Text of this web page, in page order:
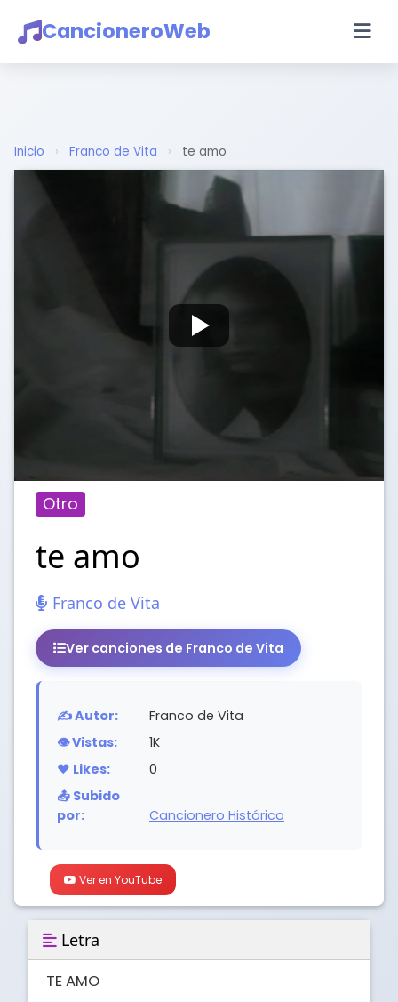
CancioneroWeb
Inicio › Franco de Vita › te amo
Otro
te amo
Franco de Vita
Ver canciones de Franco de Vita
✍️ Autor:
Franco de Vita
👁️ Vistas:
1K
❤️ Likes:
0
📤 Subido
por:
Cancionero Histórico
Ver en YouTube
Letra
TE AMO